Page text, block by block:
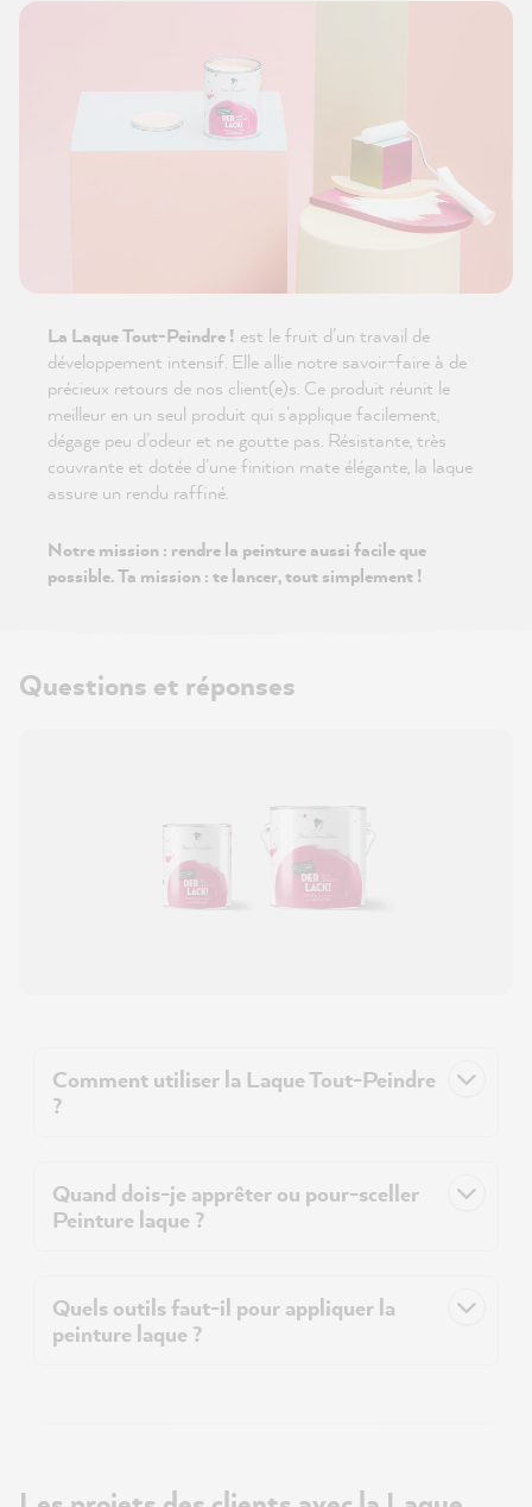
La Laque Tout-Peindre ! est le fruit d’un travail de
développement intensif. Elle allie notre savoir-faire à de
précieux retours de nos client(e)s. Ce produit réunit le
meilleur en un seul produit qui s’applique facilement,
dégage peu d’odeur et ne goutte pas. Résistante, très
couvrante et dotée d’une finition mate élégante, la laque
assure un rendu raffiné.
Notre mission : rendre la peinture aussi facile que
possible. Ta mission : te lancer, tout simplement !
Questions et réponses
Comment utiliser la Laque Tout-Peindre
?
Quand dois-je apprêter ou pour-sceller
Peinture laque ?
Quels outils faut-il pour appliquer la
peinture laque ?